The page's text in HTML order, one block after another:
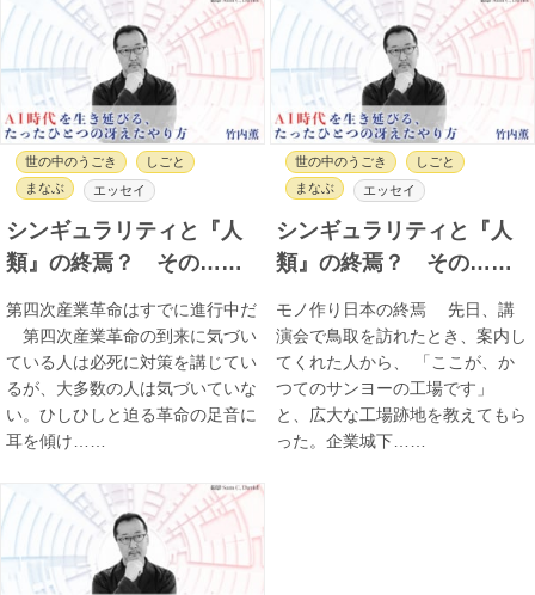
世の中のうごき
しごと
まなぶ
エッセイ
シンギュラリティと『人
類』の終焉？ その……
第四次産業革命はすでに進行中だ
第四次産業革命の到来に気づい
ている人は必死に対策を講じてい
るが、大多数の人は気づいていな
い。ひしひしと迫る革命の足音に
耳を傾け……
世の中のうごき
しごと
まなぶ
エッセイ
シンギュラリティと『人
類』の終焉？ その……
モノ作り日本の終焉 先日、講
演会で鳥取を訪れたとき、案内し
てくれた人から、 「ここが、か
つてのサンヨーの工場です」
と、広大な工場跡地を教えてもら
った。企業城下……